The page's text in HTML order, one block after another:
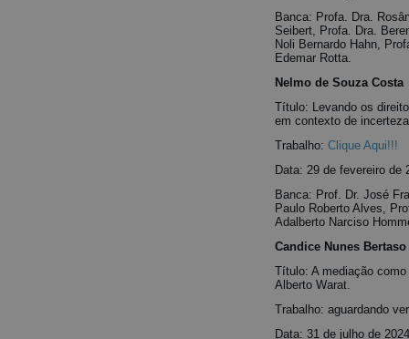
Banca: Profa. Dra.
Seibert, Profa. Dra.
Noli Bernardo Hahn,
Edemar Rotta.
Nelmo de Souza Costa
Título: Levando os
em contexto de
Trabalho: Clique Aqui!!!
Data: 29 de fevereiro de
Banca: Prof. Dr. José
Paulo Roberto Alves,
Adalberto Narciso
Candice Nunes Bertaso
Título: A mediação
Alberto Warat.
Trabalho: aguardando
Data: 31 de julho de 2024